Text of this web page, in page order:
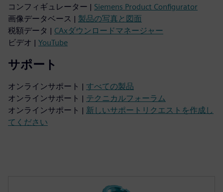
コンフィギュレーター | Siemens Product Configurator
画像データベース | 製品の写真と図面
税額データ | CAxダウンロードマネージャー
ビデオ | YouTube
サポート
オンラインサポート | すべての製品
オンラインサポート | テクニカルフォーラム
オンラインサポート | 新しいサポートリクエストを作成し
てください